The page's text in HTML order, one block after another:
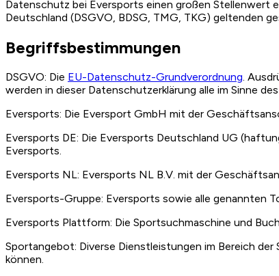
Datenschutz bei Eversports einen großen Stellenwert
Deutschland (DSGVO, BDSG, TMG, TKG) geltenden
Begriffsbestimmungen
DSGVO: Die EU-Datenschutz-Grundverordnung.
werden in dieser Datenschutzerklärung alle im Sinne
Eversports: Die Eversport GmbH mit der
Eversports DE: Die Eversports Deutschland UG
Eversports.
Eversports NL: Eversports NL B.V. mit der
Eversports-Gruppe: Eversports sowie alle genannten
Eversports Plattform: Die Sportsuchmaschine und
Sportangebot: Diverse Dienstleistungen im Bereich
können.